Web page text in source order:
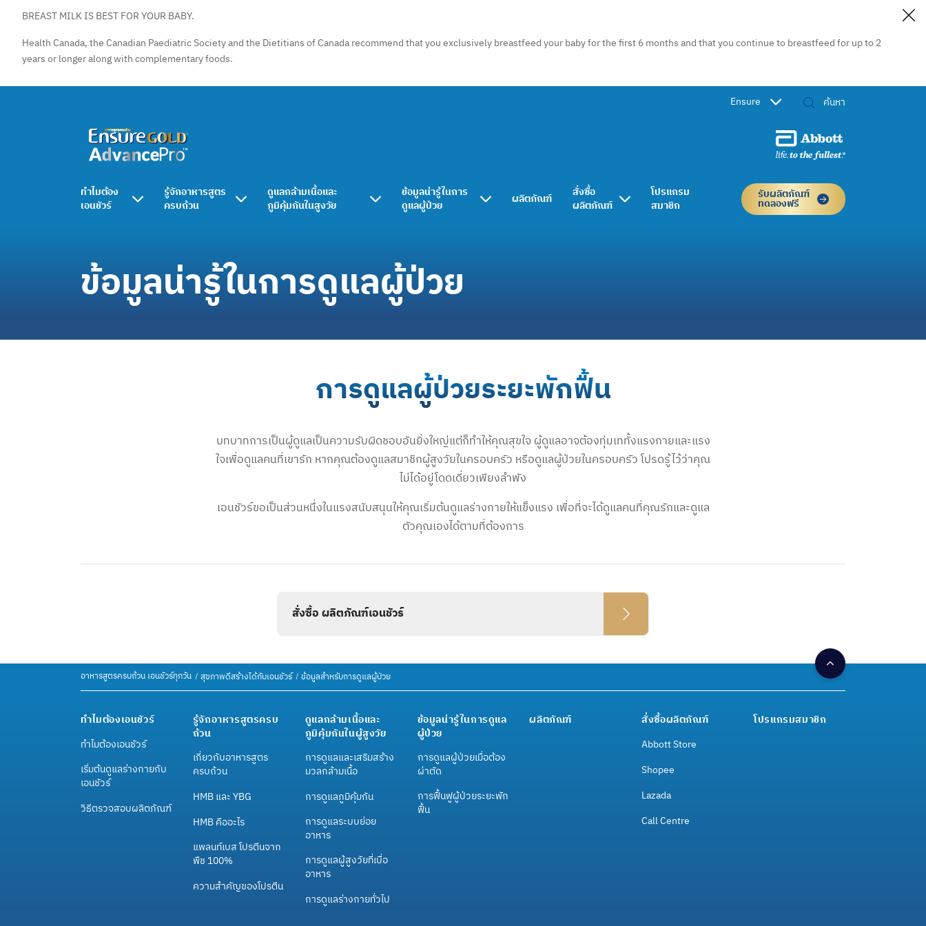
BREAST MILK IS BEST FOR YOUR BABY.
Health Canada, the Canadian Paediatric Society and the Dietitians of Canada recommend that you exclusively breastfeed your baby for the first 6 months and that you continue to breastfeed for up to 2
years or longer along with complementary foods.
Ensure
ทำไมต้อง
เอนชัวร์
รู้จักอาหารสูตร
ครบถ้วน
ดูแลกล้ามเนื้อและ
ภูมิคุ้มกันในสูงวัย
ข้อมูลน่ารู้ในการ
ดูแลผู้ป่วย
ผลิตภัณฑ์
สั่งซื้อ
ผลิตภัณฑ์
โปรแกรม
สมาชิก
รับผลิตภัณฑ์
ทดลองฟรี
ข้อมูลน่ารู้ในการดูแลผู้ป่วย
การดูแลผู้ป่วยระยะพักฟื้น
บทบาทการเป็นผู้ดูแลเป็นความรับผิดชอบอันยิ่งใหญ่แต่ก็ทำให้คุณสุขใจ ผู้ดูแลอาจต้องทุ่มเททั้งแรงกายและแรง
ใจเพื่อดูแลคนที่เขารัก หากคุณต้องดูแลสมาชิกผู้สูงวัยในครอบครัว หรือดูแลผู้ป่วยในครอบครัว โปรดรู้ไว้ว่าคุณ
ไม่ได้อยู่โดดเดี่ยวเพียงลำพัง
เอนชัวร์ขอเป็นส่วนหนึ่งในแรงสนับสนุนให้คุณเริ่มต้นดูแลร่างกายให้แข็งแรง เพื่อที่จะได้ดูแลคนที่คุณรักและดูแล
ตัวคุณเองได้ตามที่ต้องการ
สั่งซื้อ ผลิตภัณฑ์เอนชัวร์
อาหารสูตรครบถ้วน เอนชัวร์ทุกวัน สุขภาพดีสร้างได้กับเอนชัวร์ ข้อมูลสำหรับการดูแลผู้ป่วย
ทำไมต้องเอนชัวร์
ทำไมต้องเอนชัวร์
เริ่มต้นดูแลร่างกายกับ
เอนชัวร์
วิธีตรวจสอบผลิตภัณฑ์
รู้จักอาหารสูตรครบ
ถ้วน
เกี่ยวกับอาหารสูตร
ครบถ้วน
HMB และ YBG
HMB คืออะไร
แพลนท์เบส โปรตีนจาก
พืช 100%
ความสำคัญของโปรตีน
ดูแลกล้ามเนื้อและ
ภูมิคุ้มกันในผู้สูงวัย
การดูแลและเสริมสร้าง
มวลกล้ามเนื้อ
การดูแลภูมิคุ้มกัน
การดูแลระบบย่อย
อาหาร
การดูแลผู้สูงวัยที่เบื่อ
อาหาร
การดูแลร่างกายทั่วไป
ข้อมูลน่ารู้ในการดูแล
ผู้ป่วย
การดูแลผู้ป่วยเมื่อต้อง
ผ่าตัด
การฟื้นฟูผู้ป่วยระยะพัก
ฟื้น
ผลิตภัณฑ์
สั่งซื้อผลิตภัณฑ์
Abbott Store
Shopee
Lazada
Call Centre
โปรแกรมสมาชิก